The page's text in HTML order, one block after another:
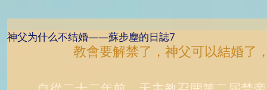
神父为什么不结婚——蘇步塵的日誌7
教會要解禁了，神父可以結婚了